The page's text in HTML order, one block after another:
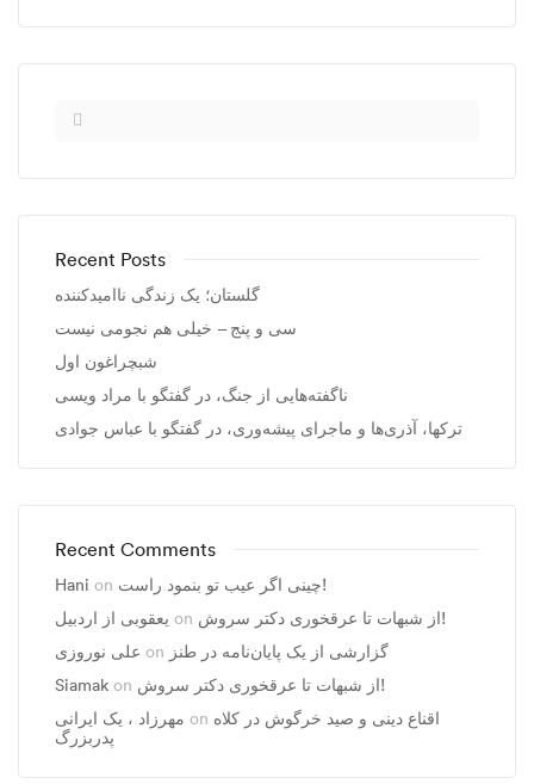
Recent Posts
گلستان؛ یک زندگی ناامیدکننده
سی و پنج – خیلی هم نجومی نیست
شبچراغون اول
ناگفته‌هایی از جنگ، در گفتگو با مراد ویسی
ترکها، آذری‌ها و ماجرای پیشه‌وری، در گفتگو با عباس جوادی
Recent Comments
Hani on
چینی اگر عیب تو بنمود راست!
یعقوبی از اردبیل on
از شبهات تا عرقخوری دکتر سروش!
علی نوروزی on گزارشی از یک پایان‌نامه در طنز
Siamak on
از شبهات تا عرقخوری دکتر سروش!
مهرزاد ، يک ايرانی on اقناع دینی و صید خرگوش در کلاه
پدربزرگ